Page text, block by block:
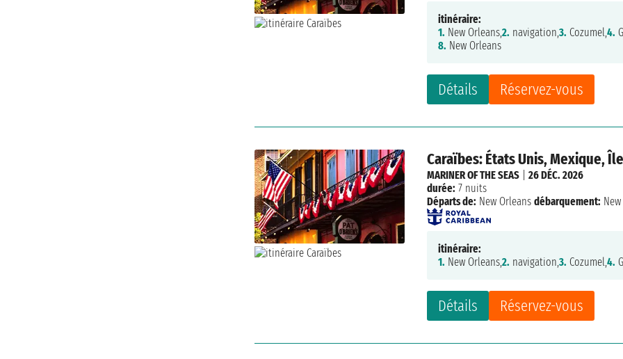
Détails Réservez-vous
itinéraire:
1. New Orleans,2. navigation,3. Cozumel,4.
8. New Orleans
Caraïbes: États Unis, Mexique,
Détails Réservez-vous
MARINER OF THE SEAS |26 DÉC. 2026
durée: 7 nuits
Départs de: New Orleans débarquement:
itinéraire:
1. New Orleans,2. navigation,3. Cozumel,4.